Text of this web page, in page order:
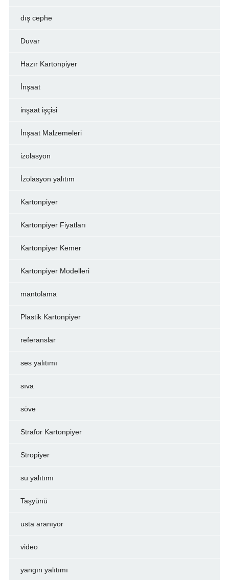
dış cephe
Duvar
Hazır Kartonpiyer
İnşaat
inşaat işçisi
İnşaat Malzemeleri
izolasyon
İzolasyon yalıtım
Kartonpiyer
Kartonpiyer Fiyatları
Kartonpiyer Kemer
Kartonpiyer Modelleri
mantolama
Plastik Kartonpiyer
referanslar
ses yalıtımı
sıva
söve
Strafor Kartonpiyer
Stropiyer
su yalıtımı
Taşyünü
usta aranıyor
video
yangın yalıtımı